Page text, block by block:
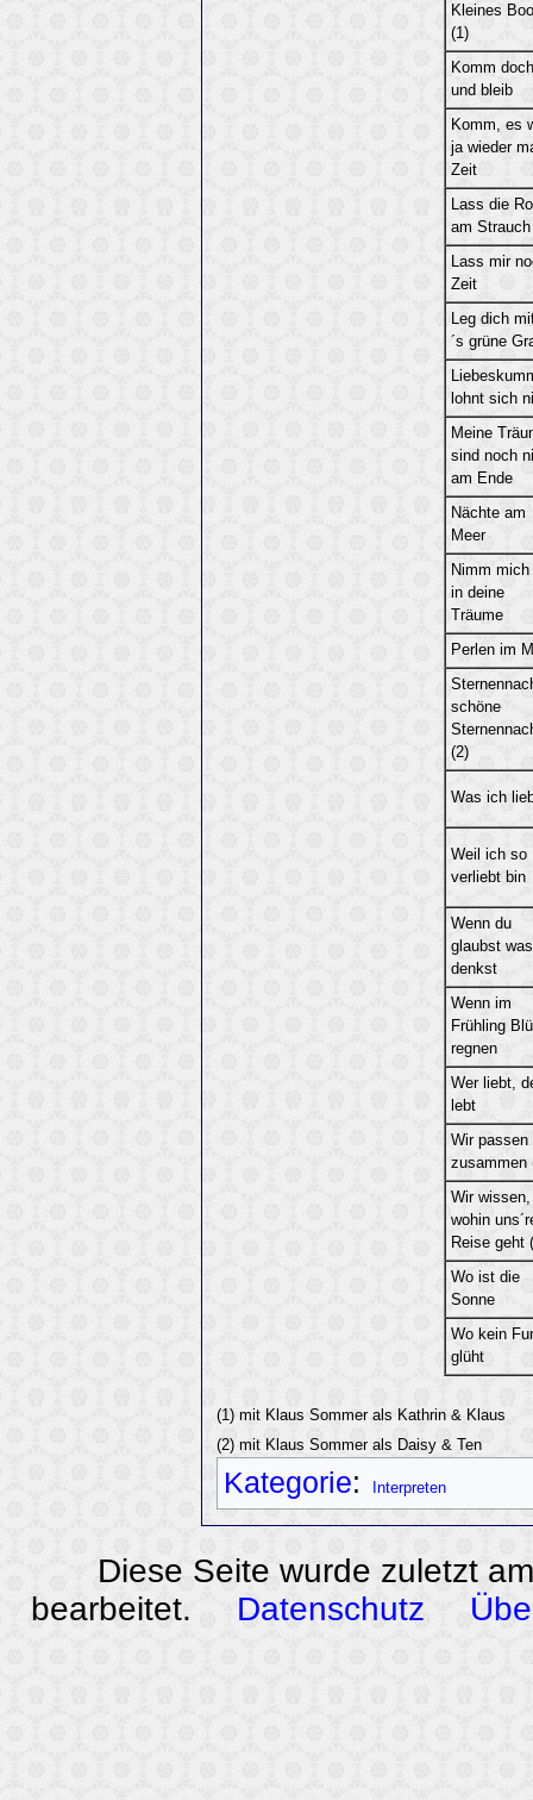
Kleines
(1)
Komm doch
und bleib
Komm, es
ja wieder
Zeit
Lass die
am Strauch
Lass mir
Zeit
Leg dich
´s grüne
lohnt sich
Meine
sind noch
am Ende
Nächte am
Meer
Nimm
in deine
Träume
Perlen im
schöne
(2)
Was ich
Weil ich so
verliebt bin
Wenn du
glaubst
denkst
Wenn im
Frühling
regnen
Wer liebt,
lebt
Wir passen
zusammen
Wir wissen,
wohin
Reise geht
Wo ist die
Sonne
Wo kein
glüht
(1) mit Klaus Sommer als Kathrin & Klaus
(2) mit Klaus Sommer als Daisy & Ten
Kategorie: Interpreten
Diese Seite wurde zuletzt
bearbeitet.
Datenschutz